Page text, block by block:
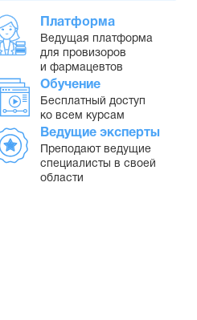
Платформа
Ведущая платформа
для провизоров
и фармацевтов
Обучение
Бесплатный доступ
ко всем курсам
Ведущие эксперты
Преподают ведущие
специалисты в своей
области